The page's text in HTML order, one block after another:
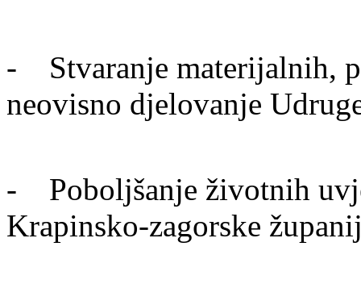
- Stvaranje materijalnih,
neovisno djelovanje
- Poboljšanje životnih
Krapinsko-zagorske